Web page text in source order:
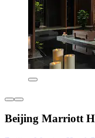
Beijing Marriott